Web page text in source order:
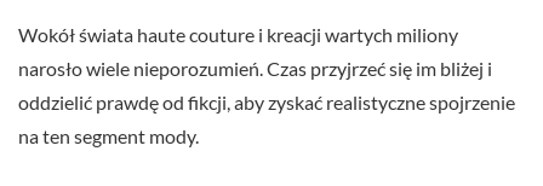
Wokół świata haute couture i kreacji wartych miliony
narosło wiele nieporozumień. Czas przyjrzeć się im bliżej i
oddzielić prawdę od fikcji, aby zyskać realistyczne spojrzenie
na ten segment mody.